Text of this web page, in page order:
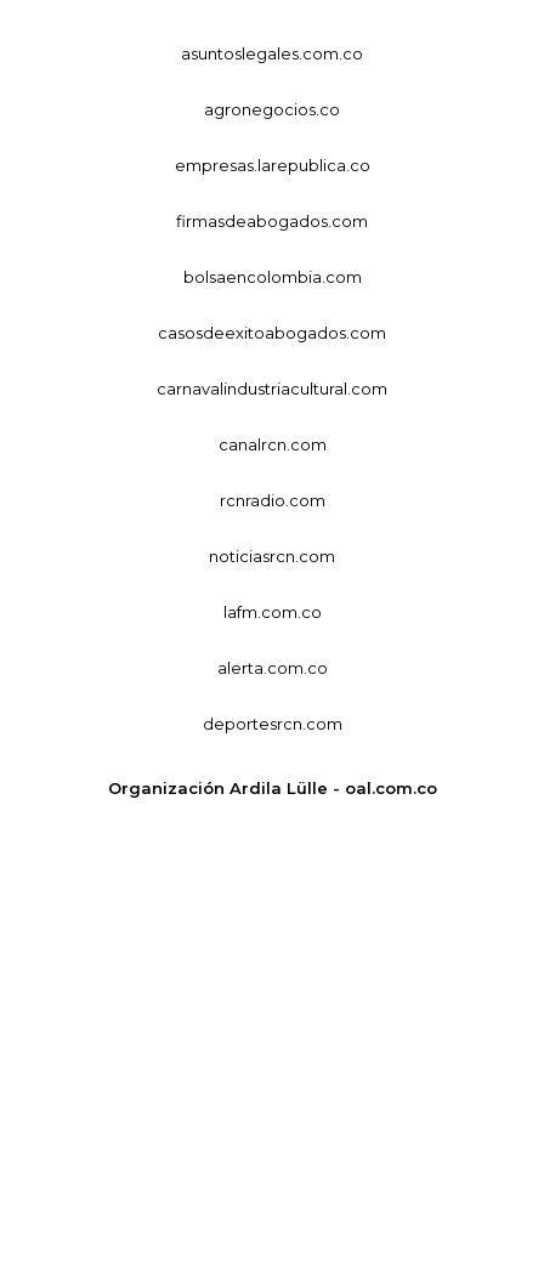
asuntoslegales.com.co
agronegocios.co
empresas.larepublica.co
firmasdeabogados.com
bolsaencolombia.com
casosdeexitoabogados.com
carnavalindustriacultural.com
canalrcn.com
rcnradio.com
noticiasrcn.com
lafm.com.co
alerta.com.co
deportesrcn.com
Organización Ardila Lülle - oal.com.co